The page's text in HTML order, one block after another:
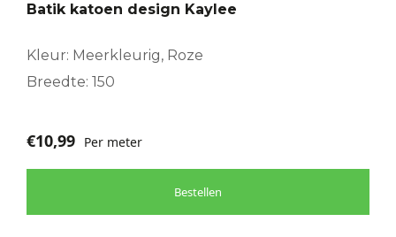
Batik katoen design Kaylee
Kleur: Meerkleurig, Roze
Breedte: 150
€10,99 Per meter
Bestellen